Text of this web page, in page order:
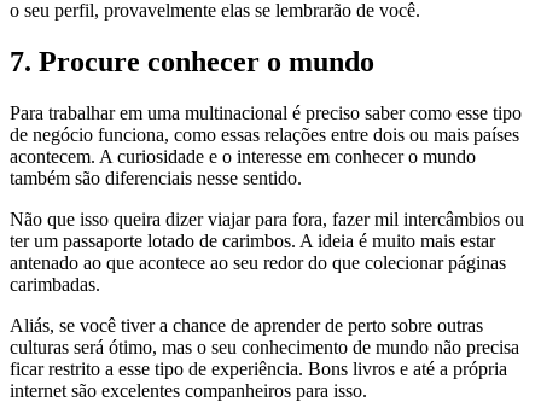
o seu perfil, provavelmente elas se lembrarão de você.
7. Procure conhecer o mundo
Para trabalhar em uma multinacional é preciso saber como esse tipo
de negócio funciona, como essas relações entre dois ou mais países
acontecem. A curiosidade e o interesse em conhecer o mundo
também são diferenciais nesse sentido.
Não que isso queira dizer viajar para fora, fazer mil intercâmbios ou
ter um passaporte lotado de carimbos. A ideia é muito mais estar
antenado ao que acontece ao seu redor do que colecionar páginas
carimbadas.
Aliás, se você tiver a chance de aprender de perto sobre outras
culturas será ótimo, mas o seu conhecimento de mundo não precisa
ficar restrito a esse tipo de experiência. Bons livros e até a própria
internet são excelentes companheiros para isso.